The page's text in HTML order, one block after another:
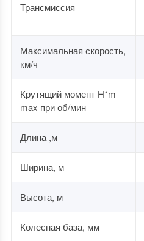
Трансмиссия
Максимальная скорость,
км/ч
Крутящий момент H*m
max при об/мин
Длина ,м
Ширина, м
Высота, м
Колесная база, мм